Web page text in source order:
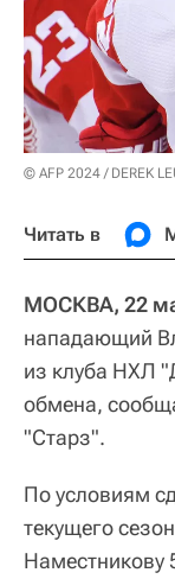
© AFP 2024 / DEREK
Читать в
МОСКВА, 22
нападающий
из клуба НХЛ
обмена,
"Старз".
По условиям
текущего
Наместникову